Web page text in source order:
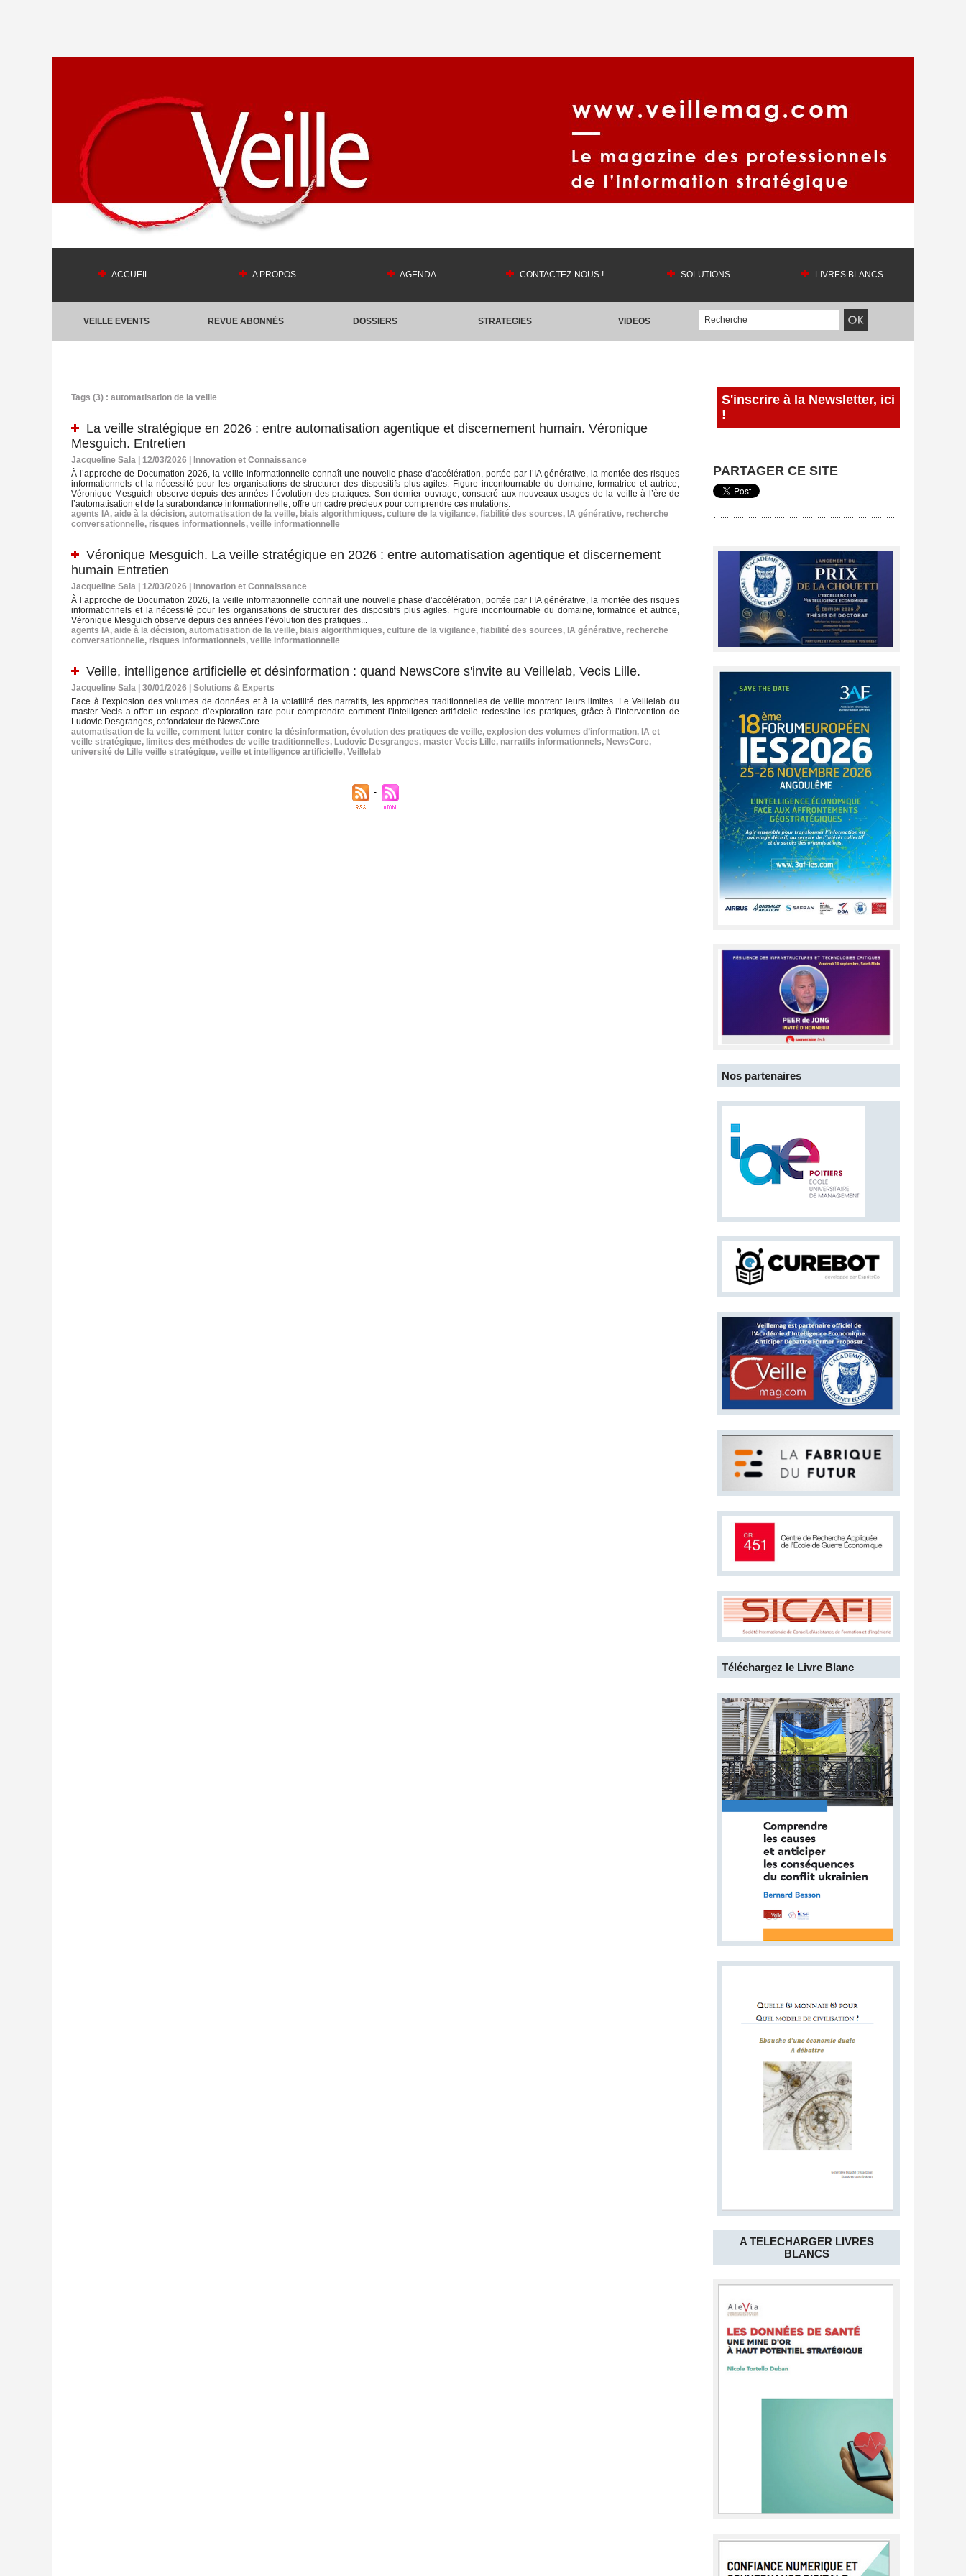
ACCUEIL A PROPOS AGENDA CONTACTEZ-NOUS ! SOLUTIONS LIVRES BLANCS
VEILLE EVENTS REVUE ABONNÉS DOSSIERS STRATEGIES VIDEOS
Tags (3) : automatisation de la veille
La veille stratégique en 2026 : entre automatisation agentique et discernement humain. Véronique
Mesguich. Entretien
Jacqueline Sala | 12/03/2026
Innovation et Connaissance
À l’approche de Documation 2026, la veille informationnelle connaît une nouvelle phase d’accélération, portée par l’IA générative, la montée des risques
informationnels et la nécessité pour les organisations de structurer des dispositifs plus agiles. Figure incontournable du domaine, formatrice et autrice,
Véronique Mesguich observe depuis des années l’évolution des pratiques. Son dernier ouvrage, consacré aux nouveaux usages de la veille à l’ère de
l’automatisation et de la surabondance informationnelle, offre un cadre précieux pour comprendre ces mutations.
agents IA, aide à la décision, automatisation de la veille, biais algorithmiques, culture de la vigilance, fiabilité des sources, IA générative, recherche
conversationnelle, risques informationnels, veille informationnelle
Véronique Mesguich. La veille stratégique en 2026 : entre automatisation agentique et discernement
humain Entretien
Jacqueline Sala | 12/03/2026
Innovation et Connaissance
À l’approche de Documation 2026, la veille informationnelle connaît une nouvelle phase d’accélération, portée par l’IA générative, la montée des risques
informationnels et la nécessité pour les organisations de structurer des dispositifs plus agiles. Figure incontournable du domaine, formatrice et autrice,
Véronique Mesguich observe depuis des années l’évolution des pratiques...
agents IA, aide à la décision, automatisation de la veille, biais algorithmiques, culture de la vigilance, fiabilité des sources, IA générative, recherche
conversationnelle, risques informationnels, veille informationnelle
Veille, intelligence artificielle et désinformation : quand NewsCore s'invite au Veillelab, Vecis Lille.
Jacqueline Sala | 30/01/2026
Solutions & Experts
Face à l’explosion des volumes de données et à la volatilité des narratifs, les approches traditionnelles de veille montrent leurs limites. Le Veillelab du
master Vecis a offert un espace d’exploration rare pour comprendre comment l’intelligence artificielle redessine les pratiques, grâce à l’intervention de
Ludovic Desgranges, cofondateur de NewsCore.
automatisation de la veille, comment lutter contre la désinformation, évolution des pratiques de veille, explosion des volumes d’information, IA et
veille stratégique, limites des méthodes de veille traditionnelles, Ludovic Desgranges, master Vecis Lille, narratifs informationnels, NewsCore,
université de Lille veille stratégique, veille et intelligence artificielle, Veillelab
S'inscrire à la Newsletter, ici
!
PARTAGER CE SITE
Nos partenaires
Téléchargez le Livre Blanc
A TELECHARGER LIVRES
BLANCS